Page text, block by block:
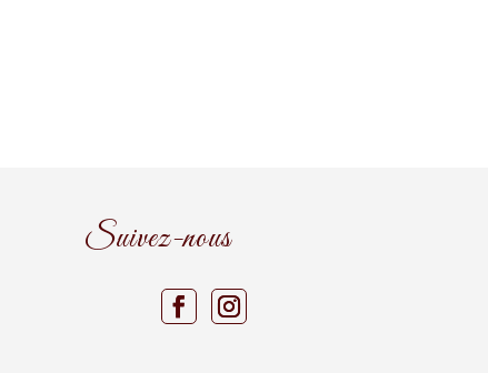
Suivez-nous